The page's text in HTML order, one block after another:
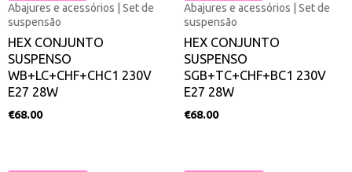
Abajures e acessórios | Set de
suspensão
HEX CONJUNTO
SUSPENSO
WB+LC+CHF+CHC1 230V
E27 28W
€68.00
Abajures e acessórios | Set de
suspensão
HEX CONJUNTO
SUSPENSO
SGB+TC+CHF+BC1 230V
E27 28W
€68.00